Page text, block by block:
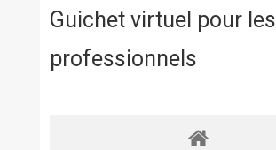
Guichet virtuel pour les
professionnels